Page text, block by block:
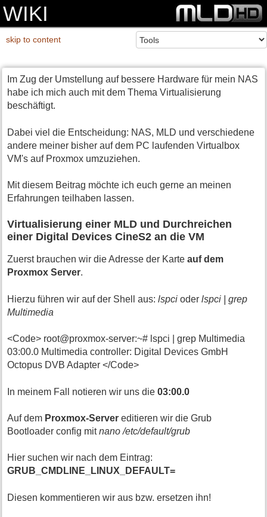
WIKI
skip to content
Im Zug der Umstellung auf bessere Hardware für mein NAS
habe ich mich auch mit dem Thema Virtualisierung
beschäftigt.
Dabei viel die Entscheidung: NAS, MLD und verschiedene
andere meiner bisher auf dem PC laufenden Virtualbox
VM's auf Proxmox umzuziehen.
Mit diesem Beitrag möchte ich euch gerne an meinen
Erfahrungen teilhaben lassen.
Virtualisierung einer MLD und Durchreichen
einer Digital Devices CineS2 an die VM
Zuerst brauchen wir die Adresse der Karte auf dem
Proxmox Server.
Hierzu führen wir auf der Shell aus: lspci oder lspci | grep
Multimedia
<Code> root@proxmox-server:~# lspci | grep Multimedia
03:00.0 Multimedia controller: Digital Devices GmbH
Octopus DVB Adapter </Code>
In meinem Fall notieren wir uns die 03:00.0
Auf dem Proxmox-Server editieren wir die Grub
Bootloader config mitnano /etc/default/grub
Hier suchen wir nach dem Eintrag:
GRUB_CMDLINE_LINUX_DEFAULT=
Diesen kommentieren wir aus bzw. ersetzen ihn!